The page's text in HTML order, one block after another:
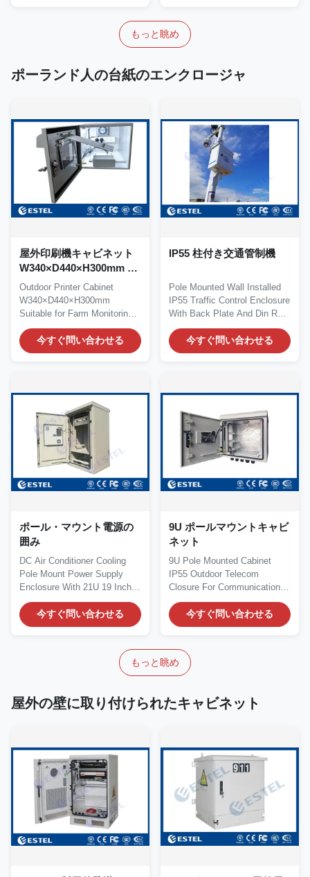
もっと眺め
ポーランド人の台紙のエンクロージャ
屋外印刷機キャビネット
W340×D440×H300mm 農
場の監視ステーションに
適しています
Outdoor Printer Cabinet
W340×D440×H300mm
Suitable for Farm Monitoring
Stations Product Overview...
今すぐ問い合わせる
IP55 柱付き交通管制機
Pole Mounted Wall Installed
IP55 Traffic Control Enclosure
With Back Plate And Din Rail
Model:...
今すぐ問い合わせる
ポール・マウント電源の
囲み
DC Air Conditioner Cooling
Pole Mount Power Supply
Enclosure With 21U 19 Inch
Rack and One...
今すぐ問い合わせる
9U ポールマウントキャビ
ネット
9U Pole Mounted Cabinet
IP55 Outdoor Telecom
Closure For Communication
Base Station 1.Pole...
今すぐ問い合わせる
もっと眺め
屋外の壁に取り付けられたキャビネット